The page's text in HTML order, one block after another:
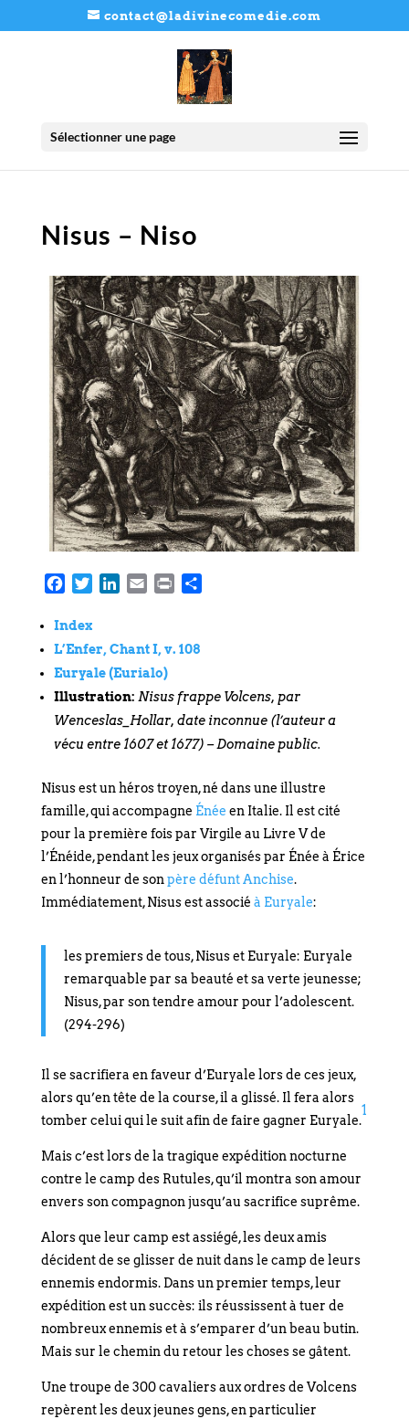
contact@ladivinecomedie.com
Sélectionner une page
Nisus – Niso
Facebook
TwitterLinkedIn
EmailPrint
Index
L’Enfer, Chant I, v. 108
Euryale (Eurialo)
Illustration: Nisus frappe Volcens, par
Wenceslas_Hollar, date inconnue (l’auteur a
vécu entre 1607 et 1677) – Domaine public.
Nisus est un héros troyen, né dans une illustre
famille, qui accompagne Énée en Italie. Il est cité
pour la première fois par Virgile au Livre V de
l’Énéide, pendant les jeux organisés par Énée à Érice
en l’honneur de sonpère défunt Anchise.
Immédiatement, Nisus est associé à Euryale:
les premiers de tous, Nisus et Euryale: Euryale
remarquable par sa beauté et sa verte jeunesse;
Nisus, par son tendre amour pour l’adolescent.
(294-296)
Il se sacrifiera en faveur d’Euryale lors de ces jeux,
alors qu’en tête de la course, il a glissé. Il fera alors
tomber celui qui le suit afin de faire gagner Euryale.
1
Mais c’est lors de la tragique expédition nocturne
contre le camp des Rutules, qu’il montra son amour
envers son compagnon jusqu’au sacrifice suprême.
Alors que leur camp est assiégé, les deux amis
décident de se glisser de nuit dans le camp de leurs
ennemis endormis. Dans un premier temps, leur
expédition est un succès: ils réussissent à tuer de
nombreux ennemis et à s’emparer d’un beau butin.
Mais sur le chemin du retour les choses se gâtent.
Une troupe de 300 cavaliers aux ordres de Volcens
repèrent les deux jeunes gens, en particulier